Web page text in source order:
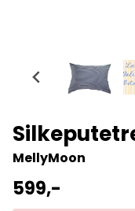
MellyMoon
599,-